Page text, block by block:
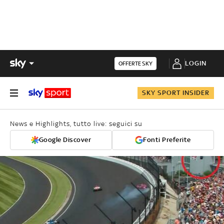
OFFERTE SKY LOGIN
SKY SPORT INSIDER
News e Highlights, tutto live: seguici su
Google Discover Fonti Preferite